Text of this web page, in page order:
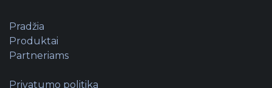
Pradžia
Produktai
Partneriams
Privatumo politika